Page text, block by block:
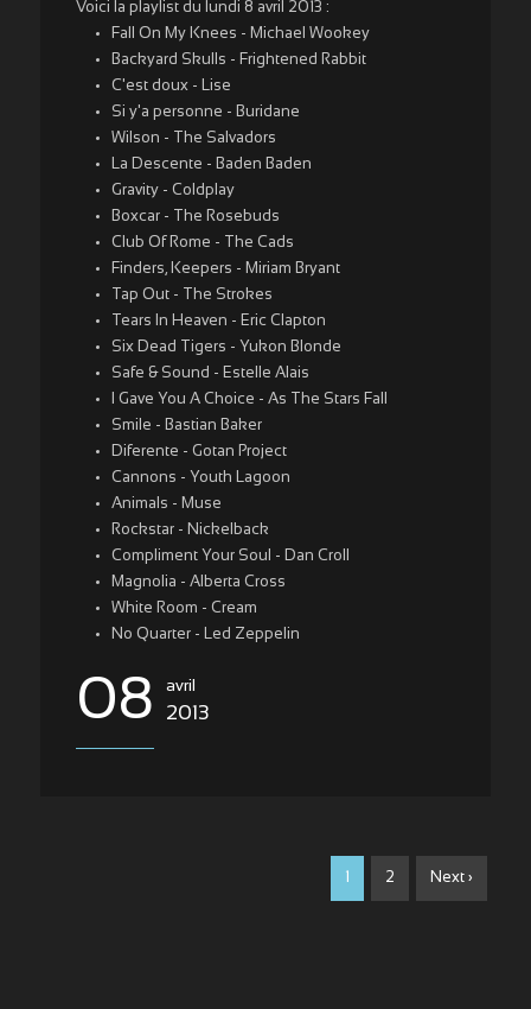
Voici la playlist du lundi 8 avril 2013 :
Fall On My Knees - Michael Wookey
Backyard Skulls - Frightened Rabbit
C'est doux - Lise
Si y'a personne - Buridane
Wilson - The Salvadors
La Descente - Baden Baden
Gravity - Coldplay
Boxcar - The Rosebuds
Club Of Rome - The Cads
Finders, Keepers - Miriam Bryant
Tap Out - The Strokes
Tears In Heaven - Eric Clapton
Six Dead Tigers - Yukon Blonde
Safe & Sound - Estelle Alais
I Gave You A Choice - As The Stars Fall
Smile - Bastian Baker
Diferente - Gotan Project
Cannons - Youth Lagoon
Animals - Muse
Rockstar - Nickelback
Compliment Your Soul - Dan Croll
Magnolia - Alberta Cross
White Room - Cream
No Quarter - Led Zeppelin
08 avril
2013
2 Next ›